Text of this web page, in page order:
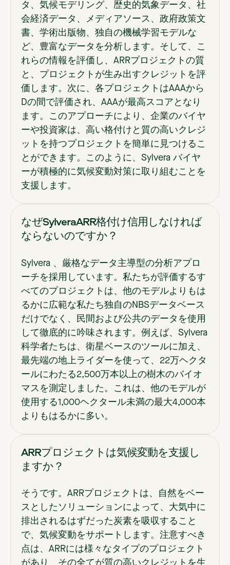
タ、気候モデリング、歴史的気象データ、社
会経済データ、メディアソース、政府政策文
書、学術出版物、独自の機械学習モデルな
ど、豊富なデータを分析します。そして、こ
れらの情報を評価し、ARRプロジェクトの質
と、プロジェクトが生み出すクレジットを評
価します。次に、各プロジェクトはAAAから
Dの間で評価され、AAAが最高スコアとなり
ます。このアプローチにより、企業のバイヤ
ーや投資家は、高い格付けと質の高いクレジ
ットを持つプロジェクトを簡単に見つけるこ
とができます。このように、Sylvera バイヤ
ーが積極的に気候変動対策に取り組むことを
支援します。
なぜSylveraARR格付け信用しなければ
ならないのですか？
Sylvera 、厳格なデータ主導型の分析アプロ
ーチを採用しています。私たちが評価するす
べてのプロジェクトは、他のモデルよりもは
るかに広範な私たち独自のNBSデータベース
だけでなく、民間および公共のデータを使用
して徹底的に吟味されます。例えば、Sylvera
科学者たちは、衛星ベースのツールに加え、
最先端の地上ライダーを使って、22万ヘクタ
ールにわたる2,500万本以上の樹木のバイオ
マスを測定しました。これは、他のモデルが
使用する1,000ヘクタール未満の最大4,000本
よりもはるかに多い。
ARRプロジェクトは気候変動を支援し
ますか？
そうです。ARRプロジェクトは、自然をベー
スとしたソリューションによって、大気中に
排出されるはずだった炭素を吸収すること
で、気候変動をサポートします。注意すべき
点は、ARRには様々なタイプのプロジェクト
があり、その全てが質の高いクレジットを生